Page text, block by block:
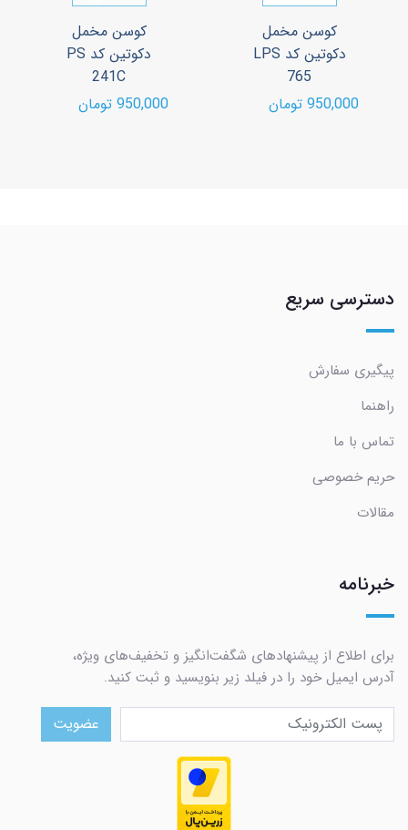
کوسن مخمل
دکوتین کد LPS
765
950,000 تومان
کوسن مخمل
دکوتین کد PS
241C
950,000 تومان
دسترسی سریع
پیگیری سفارش
راهنما
تماس با ما
حریم خصوصی
مقالات
خبرنامه
برای اطلاع از پیشنهادهای شگفت‌انگیز و تخفیف‌های ویژه،
آدرس ایمیل خود را در فیلد زیر بنویسید و ثبت کنید.
عضویت